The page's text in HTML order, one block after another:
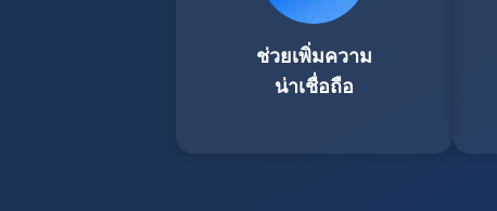
ช่วยเพิ่มความ
น่าเชื่อถือ